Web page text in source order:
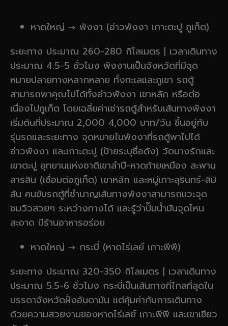
หาดใหญ่ → พังงา (อ่าวพังงา เกาะตะปู ภูเก็ต)
ระยะทาง ประมาณ 260-280 กิโลเมตร | เวลาเดินทาง
ประมาณ 4.5-5 ชั่วโมง พังงานเป็นจังหวัดที่มีจุด
หมายปลายทางหลากหลาย ทั้งทะเลและภูเขา รถตู้
สามารถพาคุณไปได้ทั้งอ่าวพังงา เขาหลัก หรือต่อ
เนื่องไปภูเก็ต โดยเฉลี่ยค่าเช่ารถตู้สำหรับเส้นทางพังงา
เริ่มต้นที่ประมาณ 2,000 4,000 บาท/วัน ขึ้นอยู่กับ
รุ่นรถและระยะทาง จุดหมายในพังงาที่รถตู้พาไปได้
อ่าวพังงา และเกาะตะปู (ป้ายระบุชื่อดัง) วัดบางรักและ
เขาตะปู อุทยานแห่งชาติเขาลำปี-หาดท้ายเหมือง สะพาน
สารสิน (เชื่อมต่อภูเก็ต) เขาหลัก และหมู่เกาะสุรินทร์-สิมิ
ลัน คนขับรถตู้ที่ชำนาญเส้นทางพังงาสามารถแวะจุด
ชมวิวสวยๆ ระหว่างทางได้ และรู้ว่าปั๊มน้ำมันจุดไหน
สะอาด มีร้านอาหารอร่อย
หาดใหญ่ → กระบี่ (หาดไร่เลย์ เกาะพีพี)
ระยะทาง ประมาณ 320-350 กิโลเมตร | เวลาเดินทาง
ประมาณ 5.5-6 ชั่วโมง กระบี่เป็นเส้นทางที่ไกลที่สุดใน
บรรดาจังหวัดฝั่งอันดามัน แต่คุ้มค่ากับการเดินทาง
ด้วยความสวยงามของหาดไร่เลย์ เกาะพีพี และเขาเขียว